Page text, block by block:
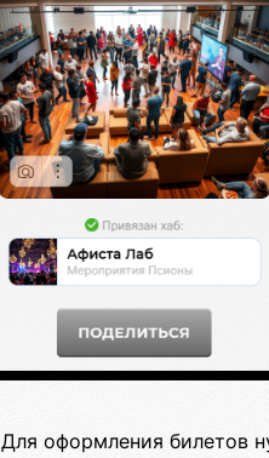
Для оформления билетов